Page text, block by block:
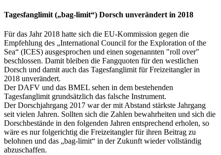
Tagesfanglimit („bag-limit“) Dorsch unverändert in 2018
Für das Jahr 2018 hatte sich die EU-Kommission gegen die
Empfehlung des „International Council for the Exploration of the
Sea“ (ICES) ausgesprochen und einen sogenannten "roll over"
beschlossen. Damit bleiben die Fangquoten für den westlichen
Dorsch und damit auch das Tagesfanglimit für Freizeitangler in
2018 unverändert.
Der DAFV und das BMEL sehen in dem bestehenden
Tagesfanglimit grundsätzlich das falsche Instrument.
Der Dorschjahrgang 2017 war der mit Abstand stärkste Jahrgang
seit vielen Jahren. Sollten sich die Zahlen bewahrheiten und sich die
Dorschbestände in den folgenden Jahren entsprechend erholen, so
wäre es nur folgerichtig die Freizeitangler für ihren Beitrag zu
belohnen und das „bag-limit“ in der Zukunft wieder vollständig
abzuschaffen.